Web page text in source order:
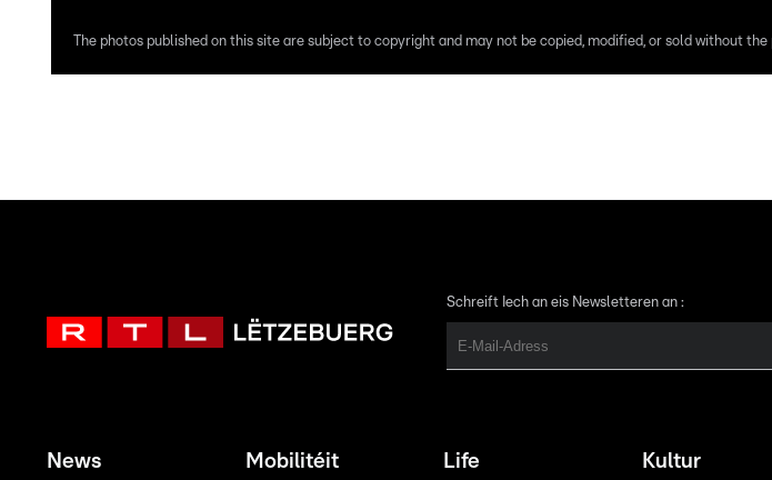
The photos published on this site are subject to copyright and may not be copied, modified, or sold without
Schreift Iech an eis Newsletteren an :
News Mobilitéit Life Kultur